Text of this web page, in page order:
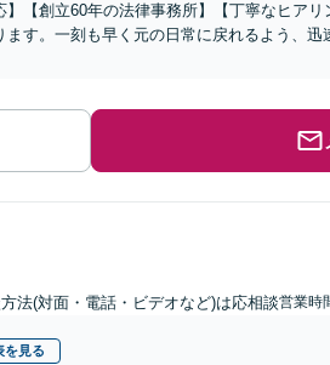
】【創立60年の法律事務所】【丁寧なヒア
す。一刻も早く元の日常に戻れるよう、迅
法(対面・電話・ビデオなど)は応相談営業時
を見る